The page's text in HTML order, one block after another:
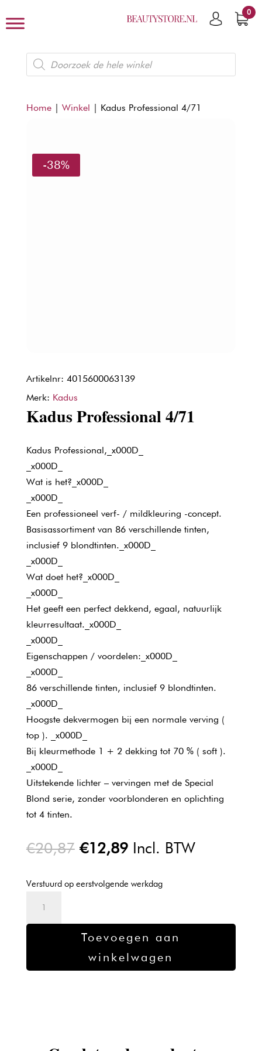
0
Producten
zoeken
Home| Winkel | Kadus Professional 4/71
-38%
Artikelnr: 4015600063139
Merk: Kadus
Kadus Professional 4/71
Kadus Professional,_x000D_
_x000D_
Wat is het?_x000D_
_x000D_
Een professioneel verf- / mildkleuring -concept.
Basisassortiment van 86 verschillende tinten,
inclusief 9 blondtinten._x000D_
_x000D_
Wat doet het?_x000D_
_x000D_
Het geeft een perfect dekkend, egaal, natuurlijk
kleurresultaat._x000D_
_x000D_
Eigenschappen / voordelen:_x000D_
_x000D_
86 verschillende tinten, inclusief 9 blondtinten.
_x000D_
Hoogste dekvermogen bij een normale verving (
top ). _x000D_
Bij kleurmethode 1 + 2 dekking tot 70 % ( soft ).
_x000D_
Uitstekende lichter – vervingen met de Special
Blond serie, zonder voorblonderen en oplichting
tot 4 tinten.
€20,87 Oorspronkelijke
was:
€20,87.
€12,89Huidige
is:
€12,89.
Incl. BTW
Verstuurd op eerstvolgende werkdag
Toevoegen aan
winkelwagen